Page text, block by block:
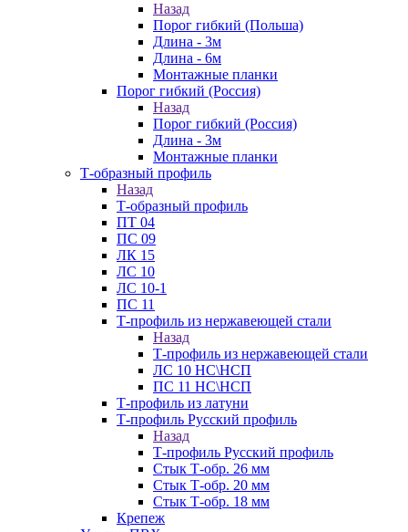
Назад
Порог гибкий (Польша)
Длина - 3м
Длина - 6м
Монтажные планки
Порог гибкий (Россия)
Назад
Порог гибкий (Россия)
Длина - 3м
Монтажные планки
Т-образный профиль
Назад
Т-образный профиль
ПТ 04
ПС 09
ЛК 15
ЛС 10
ЛС 10-1
ПС 11
Т-профиль из нержавеющей стали
Назад
Т-профиль из нержавеющей стали
ЛС 10 НС\НСП
ПС 11 НС\НСП
Т-профиль из латуни
Т-профиль Русский профиль
Назад
Т-профиль Русский профиль
Стык Т-обр. 26 мм
Стык Т-обр. 20 мм
Стык Т-обр. 18 мм
Крепеж